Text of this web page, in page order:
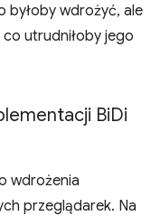
byłoby wdrożyć, ale
utrudniłoby jego
BiDi
wdrożenia
przeglądarek. Na